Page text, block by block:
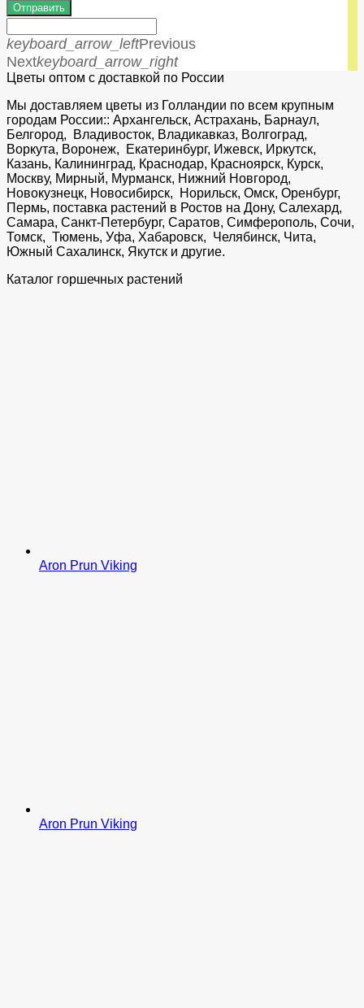
Отправить
keyboard_arrow_leftPrevious
Nextkeyboard_arrow_right
Цветы оптом с доставкой по России
Мы доставляем цветы из Голландии по всем крупным
городам России:: Архангельск, Астрахань, Барнаул,
Белгород, Владивосток, Владикавказ, Волгоград,
Воркута, Воронеж, Екатеринбург, Ижевск, Иркутск,
Казань, Калининград, Краснодар, Красноярск, Курск,
Москву, Мирный, Мурманск, Нижний Новгород,
Новокузнецк, Новосибирск, Норильск, Омск, Оренбург,
Пермь, поставка растений в Ростов на Дону, Салехард,
Самара, Санкт-Петербург, Саратов, Симферополь, Сочи,
Томск, Тюмень, Уфа, Хабаровск, Челябинск, Чита,
Южный Сахалинск, Якутск и другие.
Каталог горшечных растений
Aron Prun Viking
Aron Prun Viking